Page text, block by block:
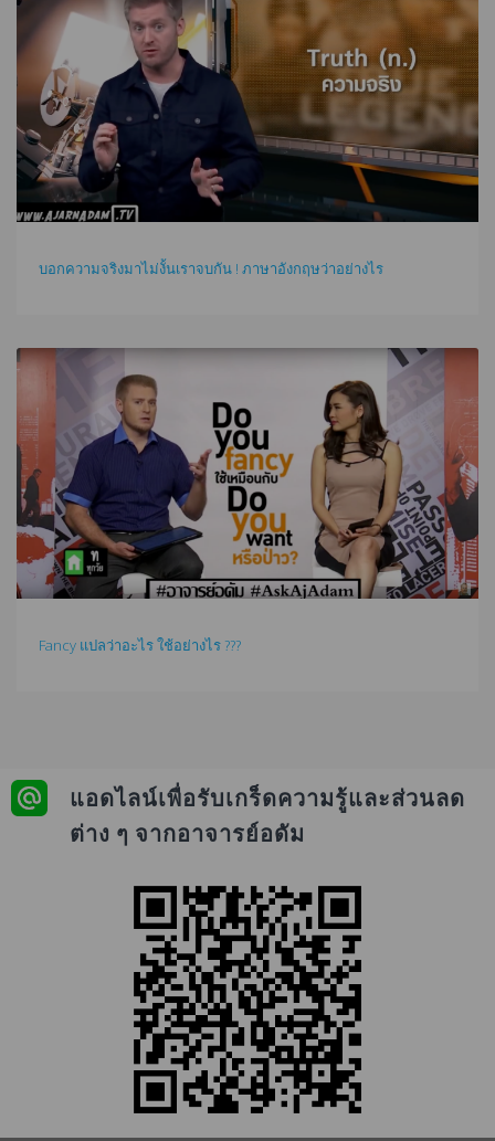
บอกความจริงมาไม่งั้นเราจบกัน ! ภาษาอังกฤษว่าอย่างไร
Fancy แปลว่าอะไร ใช้อย่างไร ???
แอดไลน์เพื่อรับเกร็ดความรู้และส่วนลด
ต่าง ๆ จากอาจารย์อดัม